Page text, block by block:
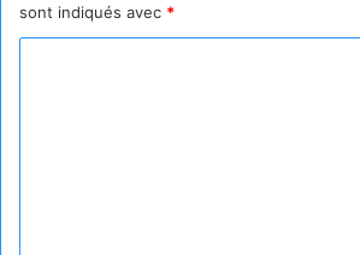
sont indiqués avec *